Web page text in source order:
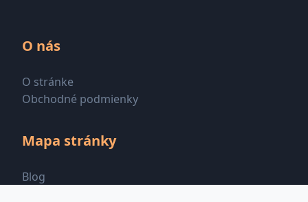
O nás
O stránke
Obchodné podmienky
Mapa stránky
Blog